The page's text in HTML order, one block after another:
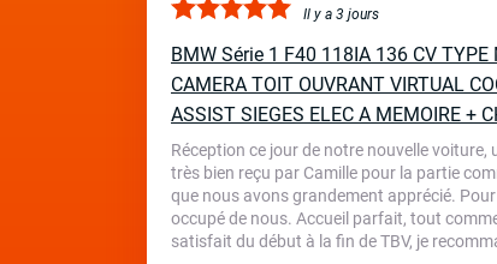
Il y a 3 jours
BMW Série 1 F40 118IA 136 CV TYPE
CAMERA TOIT OUVRANT VIRTUAL
ASSIST SIEGES ELEC A MEMOIRE +
Réception ce jour de notre nouvelle voiture,
très bien reçu par Camille pour la partie
que nous avons grandement apprécié. Pour
occupé de nous. Accueil parfait, tout
satisfait du début à la fin de TBV, je